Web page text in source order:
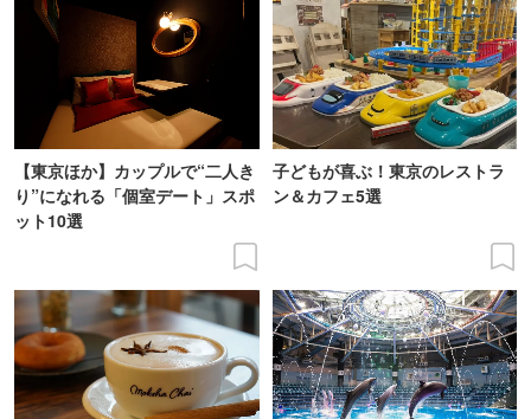
【東京ほか】カップルで“二人き
り”になれる「個室デート」スポ
ット10選
子どもが喜ぶ！東京のレストラ
ン＆カフェ5選